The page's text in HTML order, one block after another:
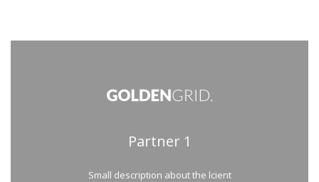
Partner 1
Small description about the lcient